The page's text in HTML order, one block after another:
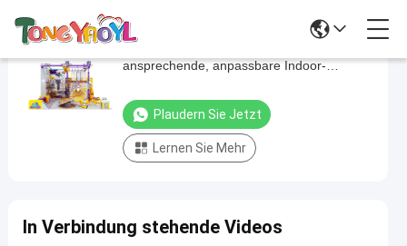
Erstellen
Sie
unterhaltsame
ansprechende,
Spielplatzgeräte
Erstellen Sie unterhaltsame und
ansprechende, anpassbare Indoor-
Plaudern Sie Jetzt
Lernen Sie Mehr
In Verbindung stehende Videos